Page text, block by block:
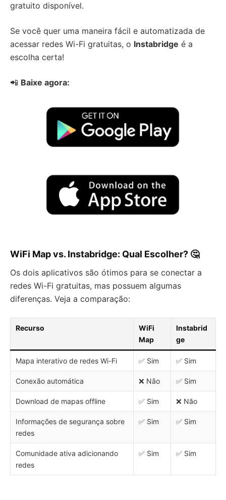
gratuito disponível.
Se você quer uma maneira fácil e automatizada de
acessar redes Wi-Fi gratuitas, o Instabridge é a
escolha certa!
📲 Baixe agora:
WiFi Map vs. Instabridge: Qual Escolher? 🤔
Os dois aplicativos são ótimos para se conectar a
redes Wi-Fi gratuitas, mas possuem algumas
diferenças. Veja a comparação:
Recurso
WiFi
Map
Instabrid
ge
Mapa interativo de redes Wi-Fi ✅ Sim ✅ Sim
Conexão automática ❌ Não ✅ Sim
Download de mapas offline ✅ Sim ❌ Não
Informações de segurança sobre
redes
✅ Sim ✅ Sim
Comunidade ativa adicionando
redes
✅ Sim ✅ Sim